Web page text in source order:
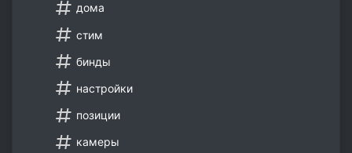
дома
стим
бинды
настройки
позиции
камеры